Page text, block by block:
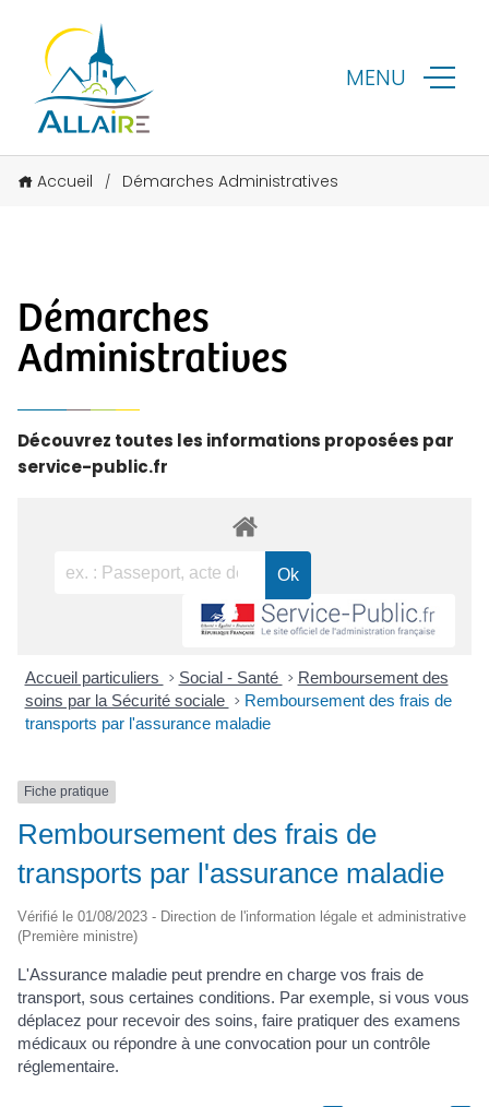
MENU
Accueil / Démarches Administratives
Démarches
Administratives
Découvrez toutes les informations proposées par
service-public.fr
Accueil particuliers > Social - Santé > Remboursement des
soins par la Sécurité sociale > Remboursement des frais de
transports par l'assurance maladie
Fiche pratique
Remboursement des frais de
transports par l'assurance maladie
Vérifié le 01/08/2023 - Direction de l'information légale et administrative
(Première ministre)
L'Assurance maladie peut prendre en charge vos frais de
transport, sous certaines conditions. Par exemple, si vous vous
déplacez pour recevoir des soins, faire pratiquer des examens
médicaux ou répondre à une convocation pour un contrôle
réglementaire.